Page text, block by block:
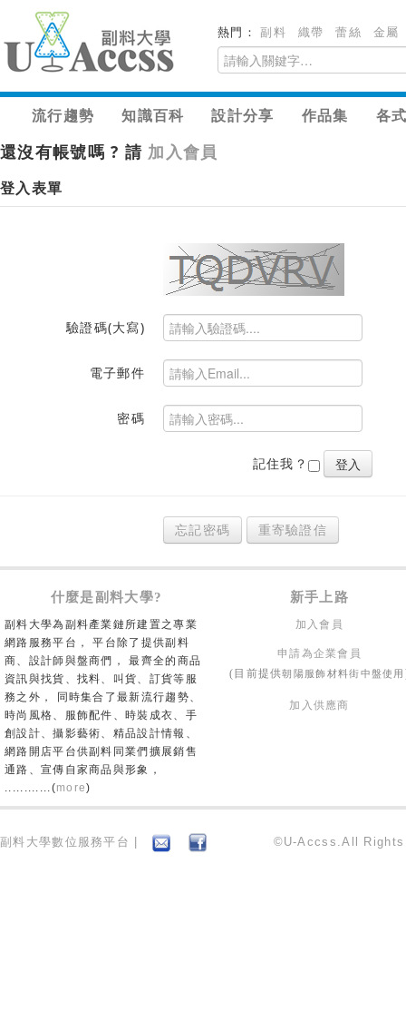
熱門：副料 織帶 蕾絲 金屬
流行趨勢 知識百科 設計分享 作品集 各
還沒有帳號嗎 ? 請 加入會員
登入表單
驗證碼(大寫)
電子郵件
密碼
記住我？
忘記密碼 重寄驗證信
什麼是副料大學? 新手上路
副料大學為副料產業鏈所建置之專業
網路服務平台， 平台除了提供副料
商、設計師與盤商們， 最齊全的商品
資訊與找貨、找料、叫貨、訂貨等服
務之外， 同時集合了最新流行趨勢、
時尚風格、服飾配件、時裝成衣、手
創設計、攝影藝術、精品設計情報、
網路開店平台供副料同業們擴展銷售
通路、宣傳自家商品與形象，
............(more)
加入會員
申請為企業會員
(目前提供朝陽服飾材料街中盤使用
加入供應商
副料大學數位服務平台 | ©U-Accss.All Rights